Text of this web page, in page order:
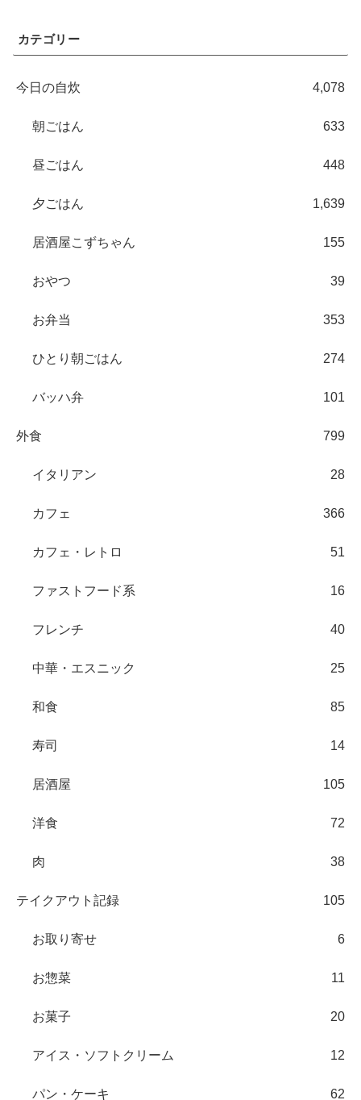
カテゴリー
今日の自炊 4,078
朝ごはん 633
昼ごはん 448
夕ごはん 1,639
居酒屋こずちゃん 155
おやつ 39
お弁当 353
ひとり朝ごはん 274
バッハ弁 101
外食 799
イタリアン 28
カフェ 366
カフェ・レトロ 51
ファストフード系 16
フレンチ 40
中華・エスニック 25
和食 85
寿司 14
居酒屋 105
洋食 72
肉 38
テイクアウト記録 105
お取り寄せ 6
お惣菜 11
お菓子 20
アイス・ソフトクリーム 12
パン・ケーキ 62